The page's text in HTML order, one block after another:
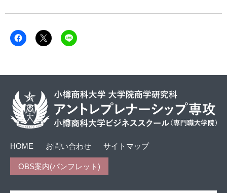
Facebook
で
に
リ
ッ
ク
し
て
く
さ
い
(新
し
い
ウ
ン
ク
リ
X（旧
共
有
(新
し
い
ン
ド
ウ
で
開
き
す)
LINE
共
有
(新
し
い
ウ
ィ
ド
ウ
で
き
ま
HOME お問い合わせ サイトマップ
OBS案内(パンフレット)